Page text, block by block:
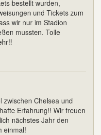
bestellt wurden,
und Tickets zum
wir nur im Stadion
mussten. Tolle
zwischen Chelsea und
Erfahrung!! Wir freuen
nächstes Jahr den
einmal!